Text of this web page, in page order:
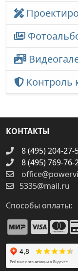
Контроль
КОНТАКТЫ
8 (495) 204-27-
8 (495) 769-76-
5335@mail.ru
Способы оплаты: